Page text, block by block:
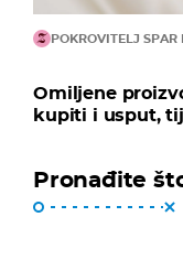
POKROVITELJ SPAR
Omiljene
kupiti i usput,
Pronađite